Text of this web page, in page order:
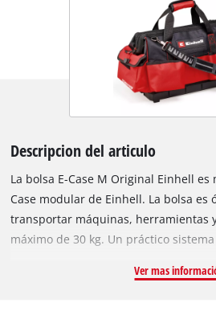
Descripcion del articulo
La bolsa E-Case M Original Einhell
Case modular de Einhell. La bolsa
transportar máquinas, herramientas
máximo de 30 kg. Un práctico
el orden al almacenar y permite un
Ver mas